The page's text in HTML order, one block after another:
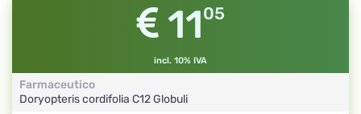
1105
incl. 10% IVA
Farmaceutico
Doryopteris cordifolia C12Globuli